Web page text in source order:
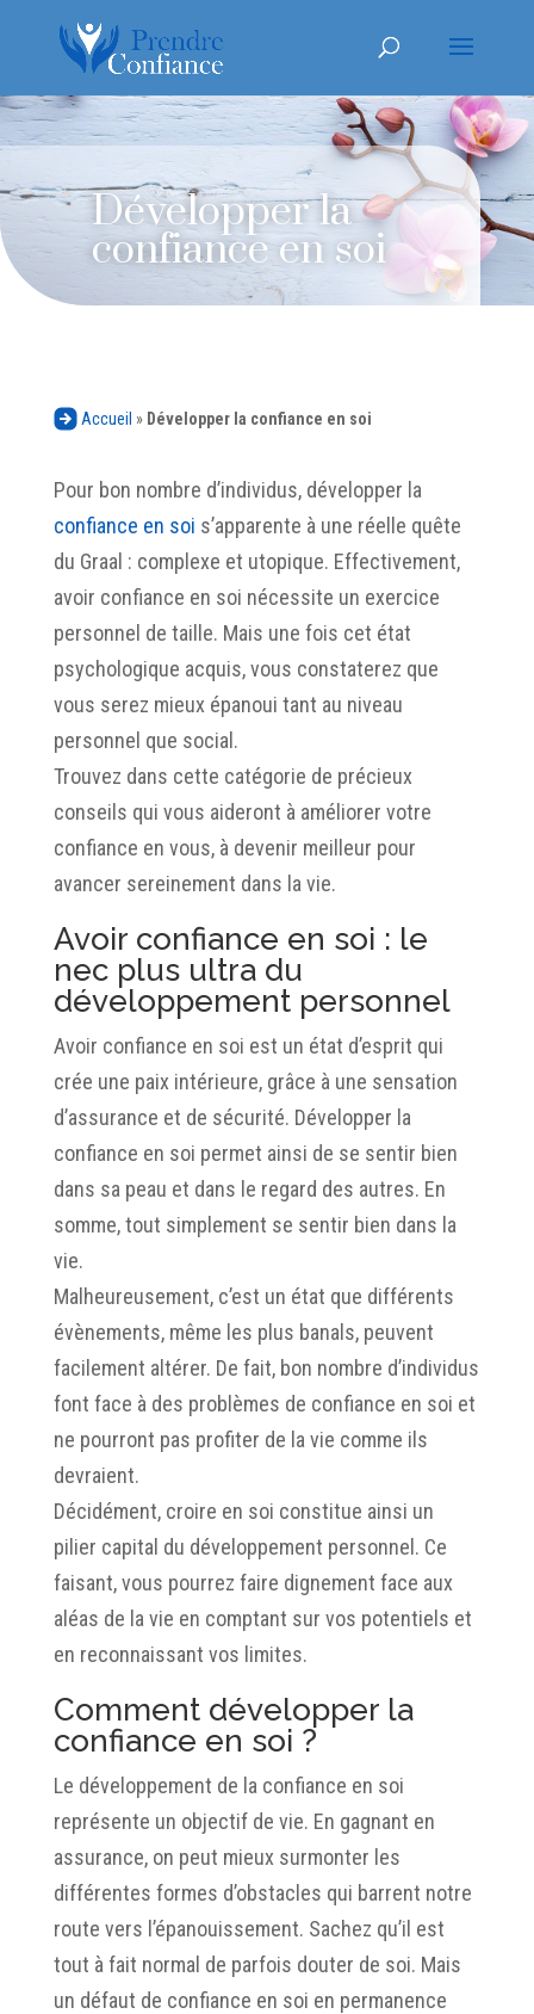
Développer la
confiance en soi
Accueil » Développer la confiance en soi
Pour bon nombre d’individus, développer la
confiance en soi s’apparente à une réelle quête
du Graal : complexe et utopique. Effectivement,
avoir confiance en soi nécessite un exercice
personnel de taille. Mais une fois cet état
psychologique acquis, vous constaterez que
vous serez mieux épanoui tant au niveau
personnel que social.
Trouvez dans cette catégorie de précieux
conseils qui vous aideront à améliorer votre
confiance en vous, à devenir meilleur pour
avancer sereinement dans la vie.
Avoir confiance en soi : le
nec plus ultra du
développement personnel
Avoir confiance en soi est un état d’esprit qui
crée une paix intérieure, grâce à une sensation
d’assurance et de sécurité. Développer la
confiance en soi permet ainsi de se sentir bien
dans sa peau et dans le regard des autres. En
somme, tout simplement se sentir bien dans la
vie.
Malheureusement, c’est un état que différents
évènements, même les plus banals, peuvent
facilement altérer. De fait, bon nombre d’individus
font face à des problèmes de confiance en soi et
ne pourront pas profiter de la vie comme ils
devraient.
Décidément, croire en soi constitue ainsi un
pilier capital du développement personnel. Ce
faisant, vous pourrez faire dignement face aux
aléas de la vie en comptant sur vos potentiels et
en reconnaissant vos limites.
Comment développer la
confiance en soi ?
Le développement de la confiance en soi
représente un objectif de vie. En gagnant en
assurance, on peut mieux surmonter les
différentes formes d’obstacles qui barrent notre
route vers l’épanouissement. Sachez qu’il est
tout à fait normal de parfois douter de soi. Mais
un défaut de confiance en soi en permanence